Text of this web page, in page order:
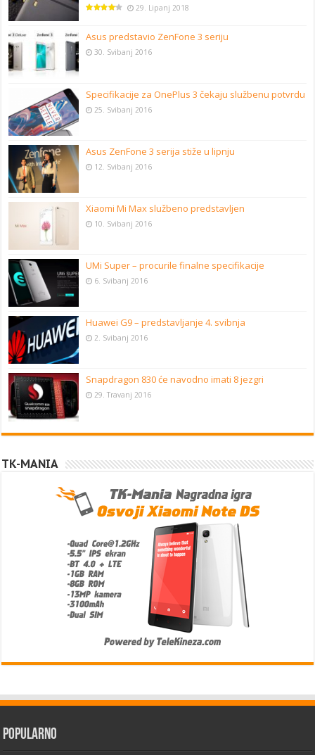
29. Lipanj 2018
Asus predstavio ZenFone 3 seriju
30. Svibanj 2016
Specifikacije za OnePlus 3 čekaju službenu potvrdu
25. Svibanj 2016
Asus ZenFone 3 serija stiže u lipnju
12. Svibanj 2016
Xiaomi Mi Max službeno predstavljen
10. Svibanj 2016
UMi Super – procurile finalne specifikacije
6. Svibanj 2016
Huawei G9 – predstavljanje 4. svibnja
2. Svibanj 2016
Snapdragon 830 će navodno imati 8 jezgri
29. Travanj 2016
TK-MANIA
Popularno